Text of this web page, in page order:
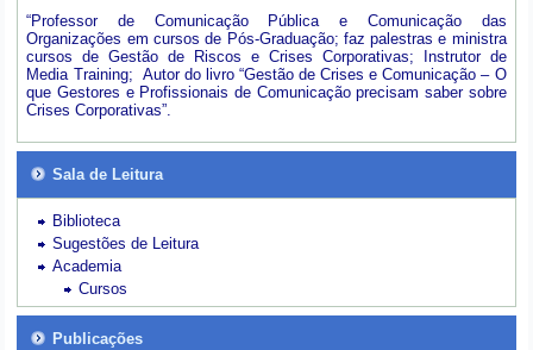
“Professor de Comunicação Pública e Comunicação das
Organizações em cursos de Pós-Graduação; faz palestras e ministra
cursos de Gestão de Riscos e Crises Corporativas; Instrutor de
Media Training; Autor do livro “Gestão de Crises e Comunicação – O
que Gestores e Profissionais de Comunicação precisam saber sobre
Crises Corporativas”.
Sala de Leitura
Biblioteca
Sugestões de Leitura
Academia
Cursos
Publicações